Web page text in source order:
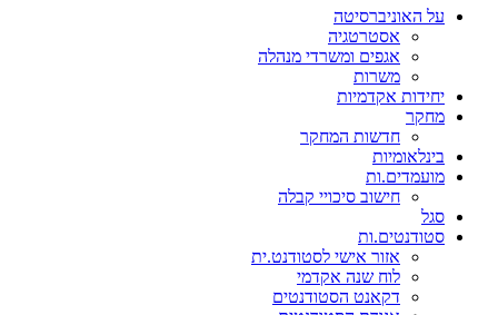
על האוניברסיטה
אסטרטגיה
אגפים ומשרדי מנהלה
משרות
יחידות אקדמיות
מחקר
חדשות המחקר
בינלאומיות
מועמדים.ות
חישוב סיכויי קבלה
סגל
סטודנטים.ות
אזור אישי לסטודנט.ית
לוח שנה אקדמי
דקאנט הסטודנטים